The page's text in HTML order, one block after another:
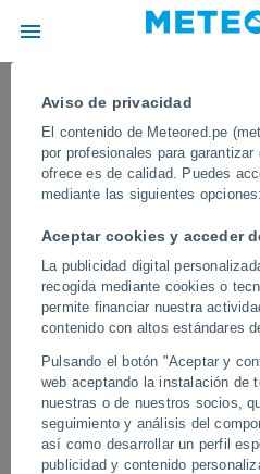
Aviso de privacidad
El contenido de Meteored.pe
por profesionales para
ofrece es de calidad. Puedes
mediante las siguientes opciones:
Aceptar cookies y acceder
La publicidad digital
recogida mediante cookies o
permite financiar nuestra
contenido con altos estándares
Pulsando el botón "Aceptar y
web aceptando la instalación de
nuestras o de nuestros socios,
seguimiento y análisis del
así como desarrollar un perfil
publicidad y contenido
Una gran aurora es
ISS
Una tormenta solar severa (G4)
provocando que las auroras se
habituales.